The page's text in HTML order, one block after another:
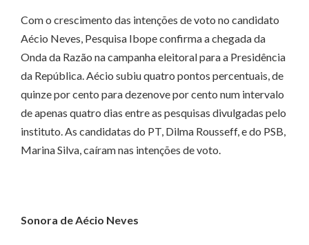
Com o crescimento das intenções de voto no candidato
Aécio Neves, Pesquisa Ibope confirma a chegada da
Onda da Razão na campanha eleitoral para a Presidência
da República. Aécio subiu quatro pontos percentuais, de
quinze por cento para dezenove por cento num intervalo
de apenas quatro dias entre as pesquisas divulgadas pelo
instituto. As candidatas do PT, Dilma Rousseff, e do PSB,
Marina Silva, caíram nas intenções de voto.
Sonora de Aécio Neves